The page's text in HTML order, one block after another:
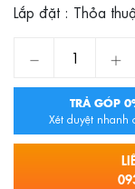
Lắp đặt : Thỏa
Bồn cầu Inax 2
TRẢ GÓP
Xét duyệt nhanh